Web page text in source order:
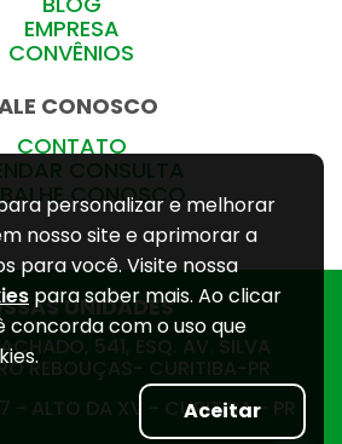
EMPRESA
CONVÊNIOS
CONOSCO
CONTATO
CONSULTA
CONOSCO
UNIDADES
541, ESQ. AV. SILVA
REBOUÇAS- CURITIBA-PR
- ALTO DA XV - CURITIBA - PR
personalizar e melhorar
nosso site e aprimorar a
para você. Visite nossa
para saber mais. Ao clicar
concorda com o uso que
Aceitar